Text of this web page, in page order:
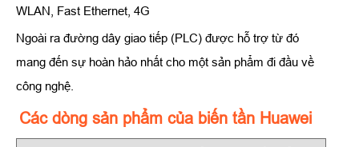
WLAN, Fast Ethernet, 4G
Ngoài ra đường dây giao tiếp (PLC) được hỗ trợ từ đó
mang đến sự hoàn hảo nhất cho một sản phẩm đi đầu về
công nghệ.
Các dòng sản phẩm của biến tần Huawei